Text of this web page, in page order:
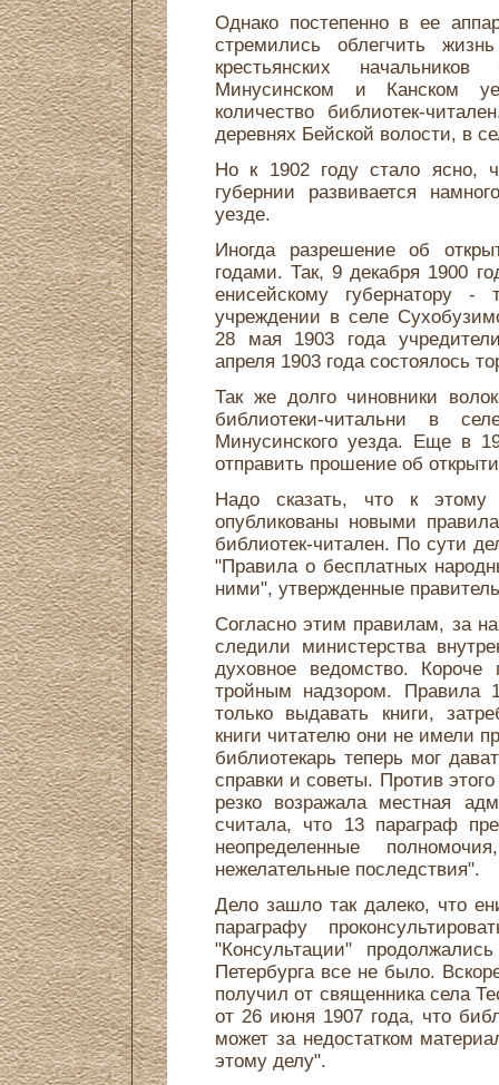
Однако постепенно в ее
стремились облегчить
крестьянских
Минусинском и Канском
количество библиотек-
деревнях Бейской волости, в
Но к 1902 году стало ясно,
губернии развивается
уезде.
Иногда разрешение об
годами. Так, 9 декабря 1900
енисейскому губернатору
учреждении в селе
28 мая 1903 года
апреля 1903 года состоялось
Так же долго чиновники
библиотеки-читальни в
Минусинского уезда. Еще в
отправить прошение об
Надо сказать, что к
опубликованы новыми
библиотек-читален. По сути
"Правила о бесплатных
ними", утвержденные
Согласно этим правилам, за
следили министерства
духовное ведомство. Короче
тройным надзором. Правила
только выдавать книги,
книги читателю они не имели
библиотекарь теперь мог
справки и советы. Против
резко возражала местная
считала, что 13 параграф
неопределенные
нежелательные последствия".
Дело зашло так далеко, что
параграфу
"Консультации"
Петербурга все не было.
получил от священника села
от 26 июня 1907 года, что
может за недостатком
этому делу".